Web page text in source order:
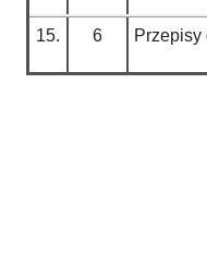
15. 6